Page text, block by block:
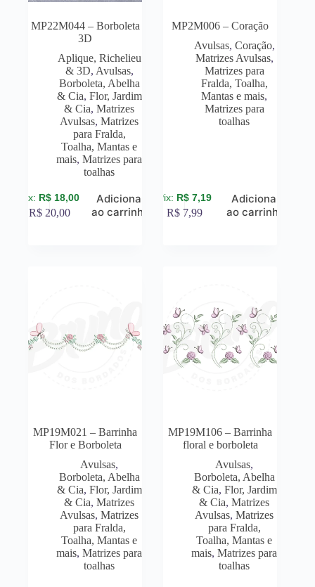
MP22M044 – Borboleta
3D
Aplique, Richelieu
& 3D, Avulsas,
Borboleta, Abelha
& Cia, Flor, Jardim
& Cia,Matrizes
Avulsas,Matrizes
para Fralda,
Toalha, Mantas e
mais,Matrizes para
toalhas
R$ 18,00
R$ 20,00
Adicionar
ao carrinho
MP2M006 – Coração
Avulsas, Coração,
Matrizes Avulsas,
Matrizes para
Fralda, Toalha,
Mantas e mais,
Matrizes para
toalhas
R$ 7,19
R$ 7,99
Adicionar
ao carrinho
MP19M021 – Barrinha
Flor e Borboleta
Avulsas,
Borboleta, Abelha
& Cia, Flor, Jardim
& Cia,Matrizes
Avulsas,Matrizes
para Fralda,
Toalha, Mantas e
mais,Matrizes para
toalhas
MP19M106 – Barrinha
floral e borboleta
Avulsas,
Borboleta, Abelha
& Cia, Flor, Jardim
& Cia,Matrizes
Avulsas,Matrizes
para Fralda,
Toalha, Mantas e
mais,Matrizes para
toalhas